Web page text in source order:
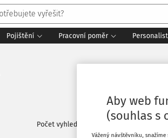
Pojištění Pracovní poměr
Počet vyhledaných dokumentů:
Aby web
(souhlas s
Vážený návštěvníku,